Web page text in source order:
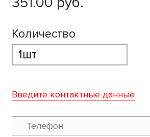
Количество
Введите контактные данные